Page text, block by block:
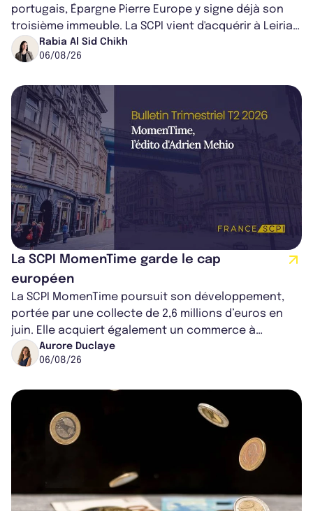
portugais, Épargne Pierre Europe y signe déjà son
troisième immeuble. La SCPI vient d'acquérir à Leiria,
dans le centre du pays, un établis...
Rabia Al Sid Chikh
06/08/26
La SCPI MomenTime garde le cap
européen
La SCPI MomenTime poursuit son développement,
portée par une collecte de 2,6 millions d’euros en
juin. Elle acquiert également un commerce à
Worcester, place une plateforme logisti...
Aurore Duclaye
06/08/26